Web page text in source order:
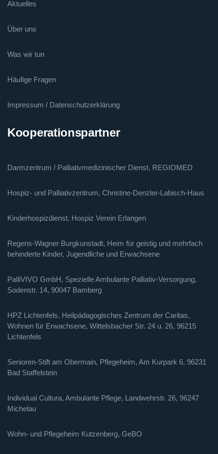
Aktuelles
Über uns
Was wir tun
Häufige Fragen
Impressum / Datenschutzerklärung
Kooperationspartner
Darmzentrum / Palliativmedizinischer Dienst, REGIOMED
Hospiz- und Palliativzentrum, Christine-Denzler-Labisch-Haus
Kinderhospizdienst, Hospiz Verein Erlangen
Regens-Wagner Burgkunstadt, Heim für geistig und mehrfach
behinderte Kinder, Jugendliche und Erwachsene
PalliVIVO GmbH, Spezielle Ambulante Palliativ-Versorgung,
Sodenstr. 14, 90047 Bamberg
HPZ Lichtenfels, Heilpädagogisches Zentrum der Caritas,
Wohnen für Erwachsene, Wittelsbacher Str. 24 u. 26, 96215
Lichtenfels
Senioren-Stift am Obermain, Pflegeheim, Am Kurpark 6, 96231
Bad Staffelstein
Individual Cultura, Ambulante Pflege, Landwehrstr. 26, 96247
Michelau
Wohn- und Pflegeheim Kutzenberg, GeBO